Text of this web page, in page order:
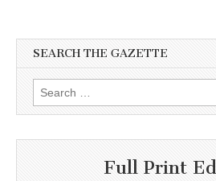
SEARCH THE GAZETTE
Search
for:
Full Print